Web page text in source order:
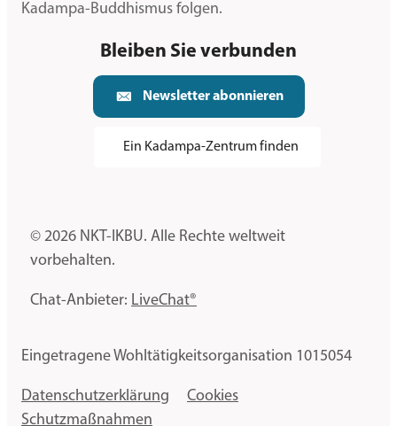
Kadampa-Buddhismus folgen.
Bleiben Sie verbunden
Newsletter abonnieren
Ein Kadampa-Zentrum finden
© 2026 NKT-IKBU. Alle Rechte weltweit
vorbehalten.
Chat-Anbieter: LiveChat®
Eingetragene Wohltätigkeitsorganisation 1015054
Datenschutzerklärung
Cookies
Schutzmaßnahmen